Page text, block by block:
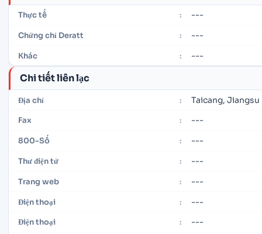
Thực tế : ---
Chứng chỉ Deratt : ---
Khác : ---
Chi tiết liên lạc
Địa chỉ : Taicang,
Fax : ---
800-Số : ---
Thư điện tử : ---
Trang web : ---
Điện thoại : ---
Điện thoại : ---